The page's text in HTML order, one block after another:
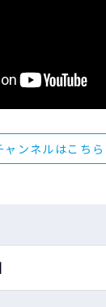
ャンネルはこちら